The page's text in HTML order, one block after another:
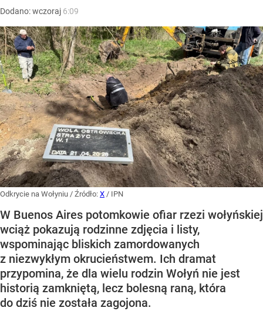
Dodano:wczoraj 6:09
Odkrycie na Wołyniu / Źródło: X / IPN
W Buenos Aires potomkowie ofiar rzezi wołyńskiej
wciąż pokazują rodzinne zdjęcia i listy,
wspominając bliskich zamordowanych
z niezwykłym okrucieństwem. Ich dramat
przypomina, że dla wielu rodzin Wołyń nie jest
historią zamkniętą, lecz bolesną raną, która
do dziś nie została zagojona.